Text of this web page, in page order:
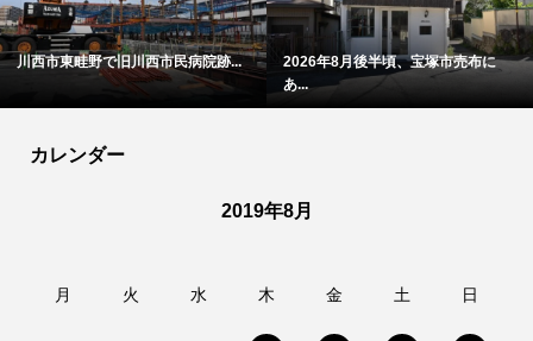
西市東畦野で旧川西市民病院跡...
2026年8月後半頃、宝塚市売布に
あ...
カレンダー
2019年8月
月 火 水 木 金 土 日